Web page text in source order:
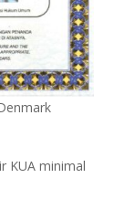
KUA minimal